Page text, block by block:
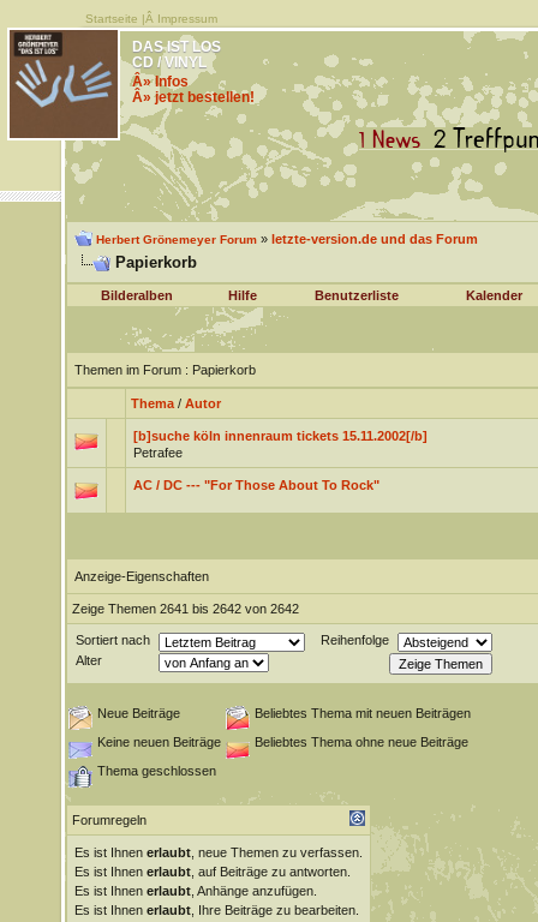
Startseite |Â Impressum
DAS IST LOS
CD / VINYL
Â» Infos
Â» jetzt bestellen!
Herbert Grönemeyer Forum» letzte-version.de und das Forum
Papierkorb
Bilderalben Hilfe Benutzerliste Kalender
Themen im Forum: Papierkorb
Thema/ Autor
[b]suche köln innenraum tickets 15.11.2002[/b]
Petrafee
AC / DC --- "For Those About To Rock"
Anzeige-Eigenschaften
Zeige Themen 2641 bis 2642 von 2642
Sortiert nach
Reihenfolge
Alter
Neue Beiträge
Beliebtes Thema mit neuen Beiträgen
Keine neuen Beiträge
Beliebtes Thema ohne neue Beiträge
Thema geschlossen
Forumregeln
Es ist Ihnen erlaubt, neue Themen zu verfassen.
Es ist Ihnen erlaubt, auf Beiträge zu antworten.
Es ist Ihnen erlaubt, Anhänge anzufügen.
Es ist Ihnen erlaubt, Ihre Beiträge zu bearbeiten.